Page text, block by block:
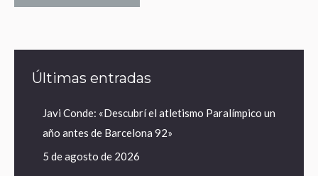
Últimas entradas
Javi Conde: «Descubrí el atletismo Paralímpico un
año antes de Barcelona 92»
5 de agosto de 2026